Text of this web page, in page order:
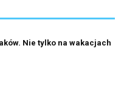
Nie tylko na wakacjach